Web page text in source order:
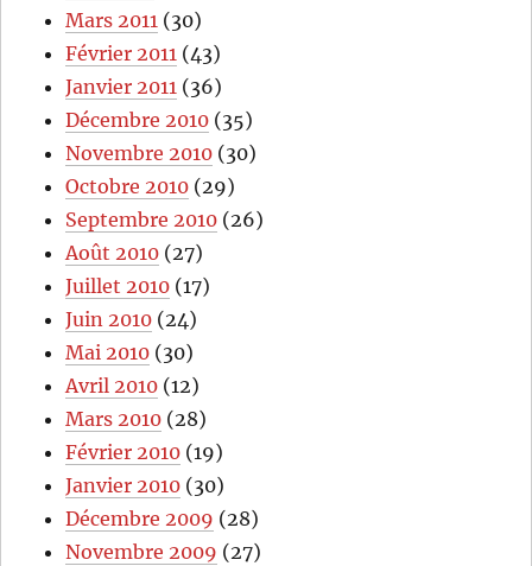
Mars 2011 (30)
Février 2011 (43)
Janvier 2011 (36)
Décembre 2010 (35)
Novembre 2010 (30)
Octobre 2010 (29)
Septembre 2010 (26)
Août 2010 (27)
Juillet 2010 (17)
Juin 2010 (24)
Mai 2010 (30)
Avril 2010 (12)
Mars 2010 (28)
Février 2010 (19)
Janvier 2010 (30)
Décembre 2009 (28)
Novembre 2009 (27)